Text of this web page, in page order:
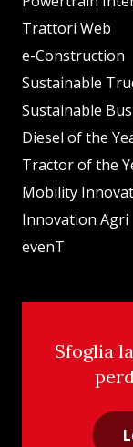
Trattori Web
e-Construction
Sustainable
Sustainable
Diesel of the
Tractor of the
Mobility
Innovation Agri
evenT
Sfoglia